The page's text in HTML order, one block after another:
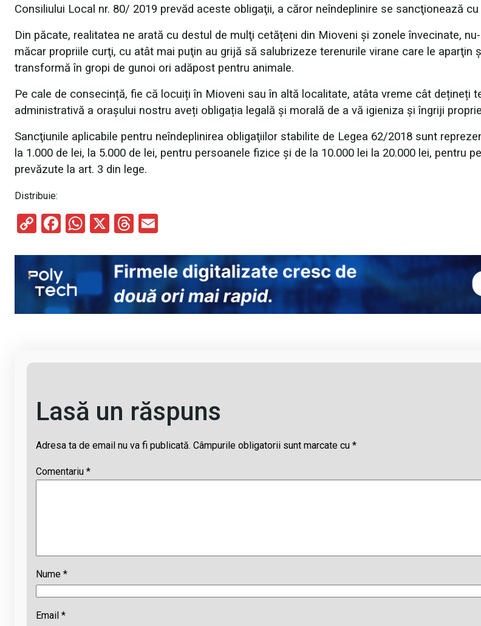
Consiliului Local nr. 80/ 2019 prevăd aceste obligaţii, a căror neîndeplinire se sancţionează cu
Din păcate, realitatea ne arată cu destul de mulţi cetățeni din Mioveni și zonele învecinate,
măcar propriile curţi, cu atât mai puţin au grijă să salubrizeze terenurile virane care le aparţin
transformă în gropi de gunoi ori adăpost pentru animale.
Pe cale de consecință, fie că locuiți în Mioveni sau în altă localitate, atâta vreme cât dețineți
administrativă a orașului nostru aveți obligația legală și morală de a vă igieniza și îngriji
Sancţiunile aplicabile pentru neîndeplinirea obligaţiilor stabilite de Legea 62/2018 sunt
la 1.000 de lei, la 5.000 de lei, pentru persoanele fizice şi de la 10.000 lei la 20.000 lei, pentru
prevăzute la art. 3 din lege.
Distribuie:
C
py
Li
n
k
F
ce
b
o
o
W
at
A
p
X
T
e
a
d
s
ail
Lasă un răspuns
Adresa ta de email nu va fi publicată. Câmpurile obligatorii sunt marcate cu *
Comentariu *
Nume *
Email *